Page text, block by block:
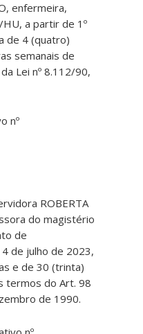
enfermeira,
a partir de 1º
de 4 (quatro)
semanais de
Lei nº 8.112/90,
nº
ROBERTA
do magistério
de
de julho de 2023,
e de 30 (trinta)
termos do Art. 98
de 1990.